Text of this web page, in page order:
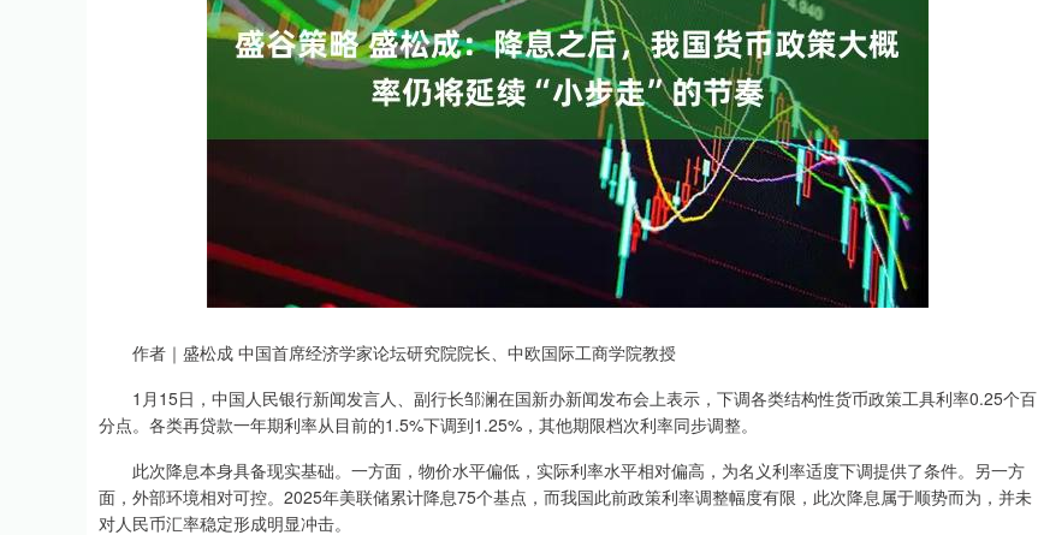
作者｜盛松成 中国首席经济学家论坛研究院院长、中欧国际工商学院教授
1月15日，中国人民银行新闻发言人、副行长邹澜在国新办新闻发布会上表示，下调各类结构性货币政策工具利率0.25个百
分点。各类再贷款一年期利率从目前的1.5%下调到1.25%，其他期限档次利率同步调整。
此次降息本身具备现实基础。一方面，物价水平偏低，实际利率水平相对偏高，为名义利率适度下调提供了条件。另一方
面，外部环境相对可控。2025年美联储累计降息75个基点，而我国此前政策利率调整幅度有限，此次降息属于顺势而为，并未
对人民币汇率稳定形成明显冲击。
上证指数 3940.04 39.68 1.02% 深证成指